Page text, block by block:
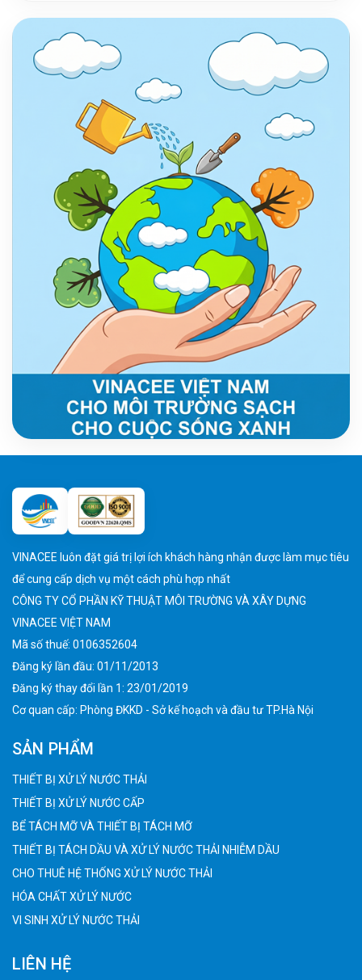
VINACEE luôn đặt giá trị lợi ích khách hàng nhận được làm mục tiêu
để cung cấp dịch vụ một cách phù hợp nhất
CÔNG TY CỔ PHẦN KỸ THUẬT MÔI TRƯỜNG VÀ XÂY DỰNG
VINACEE VIỆT NAM
Mã số thuế: 0106352604
Đăng ký lần đầu: 01/11/2013
Đăng ký thay đổi lần 1: 23/01/2019
Cơ quan cấp: Phòng ĐKKD - Sở kế hoạch và đầu tư TP.Hà Nội
SẢN PHẨM
THIẾT BỊ XỬ LÝ NƯỚC THẢI
THIẾT BỊ XỬ LÝ NƯỚC CẤP
BỂ TÁCH MỠ VÀ THIẾT BỊ TÁCH MỠ
THIẾT BỊ TÁCH DẦU VÀ XỬ LÝ NƯỚC THẢI NHIỄM DẦU
CHO THUÊ HỆ THỐNG XỬ LÝ NƯỚC THẢI
HÓA CHẤT XỬ LÝ NƯỚC
VI SINH XỬ LÝ NƯỚC THẢI
LIÊN HỆ